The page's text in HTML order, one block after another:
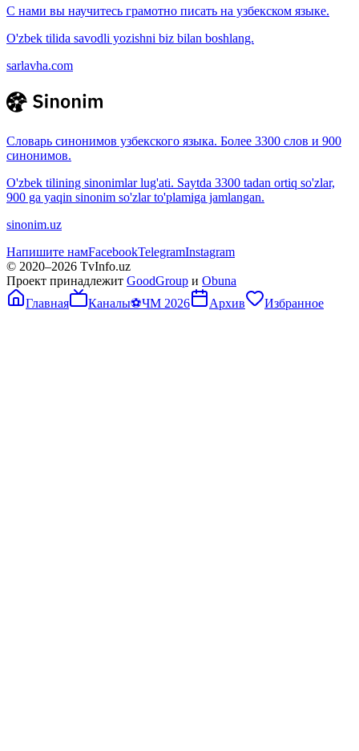
С нами вы научитесь грамотно писать на узбекском языке.
O'zbek tilida savodli yozishni biz bilan boshlang.
sarlavha.com
Словарь синонимов узбекского языка. Более 3300 слов и 900
синонимов.
O'zbek tilining sinonimlar lug'ati. Saytda 3300 tadan ortiq so'zlar,
900 ga yaqin sinonim so'zlar to'plamiga jamlangan.
sinonim.uz
Напишите намFacebookTelegramInstagram
© 2020–2026 TvInfo.uz
Проект принадлежит GoodGroup и Obuna
Главная
Каналы⚽ЧМ 2026 Архив Избранное